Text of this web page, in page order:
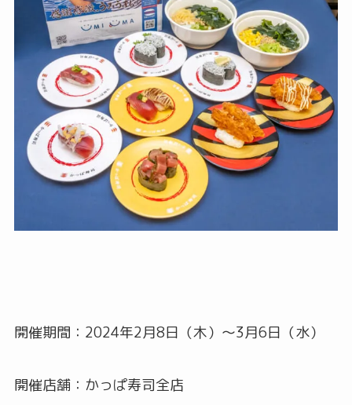
開催期間：2024年2月8日（木）～3月6日（水）
開催店舗：かっぱ寿司全店